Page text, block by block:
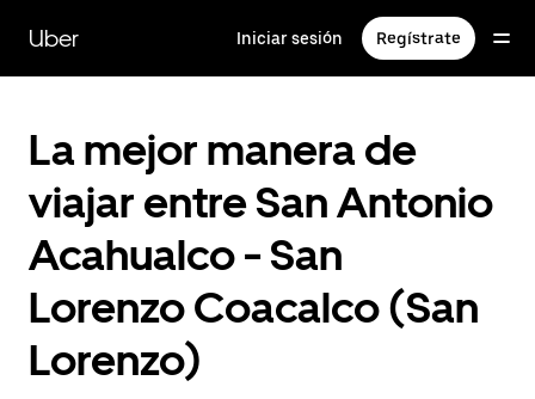
contenido
principal
Uber Iniciar sesión Regístrate
La mejor manera de
viajar entre San Antonio
Acahualco - San
Lorenzo Coacalco (San
Lorenzo)